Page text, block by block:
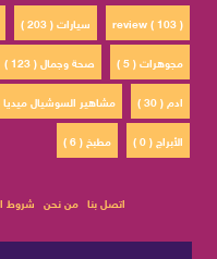
سيارات ( 203 )
review ( 103 )
صحة وجمال ( 123 )
مجوهرات ( 5 )
مشاهير السوشيال ميديا (
ادم ( 30 )
مطبخ ( 6 )
الأبراج ( 0 )
شروط من نحن اتصل بنا